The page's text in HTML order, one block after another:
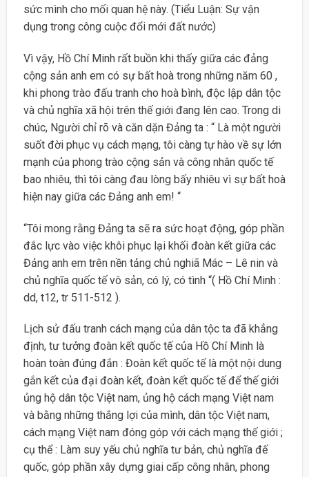
sức mình cho mối quan hệ này. (Tiểu Luận: Sự vận
dụng trong công cuộc đổi mới đất nước)
Vì vậy, Hồ Chí Minh rất buồn khi thấy giữa các đảng
cộng sản anh em có sự bất hoà trong những năm 60 ,
khi phong trào đấu tranh cho hoà bình, độc lập dân tộc
và chủ nghĩa xã hội trên thế giới đang lên cao. Trong di
chúc, Người chỉ rõ và căn dặn Đảng ta : “ Là một người
suốt đời phục vụ cách mạng, tôi càng tự hào về sự lớn
mạnh của phong trào cộng sản và công nhân quốc tế
bao nhiêu, thì tôi càng đau lòng bấy nhiêu vì sự bất hoà
hiện nay giữa các Đảng anh em! “
“Tôi mong rằng Đảng ta sẽ ra sức hoạt động, góp phần
đắc lực vào việc khôi phục lại khối đoàn kết giữa các
Đảng anh em trên nền tảng chủ nghiã Mác – Lê nin và
chủ nghĩa quốc tế vô sản, có lý, có tình “( Hồ Chí Minh :
dd, t12, tr 511-512 ).
Lịch sử đấu tranh cách mạng của dân tộc ta đã khẳng
định, tư tưởng đoàn kết quốc tế của Hồ Chí Minh là
hoàn toàn đúng đắn : Đoàn kết quốc tế là một nội dung
gắn kết của đại đoàn kết, đoàn kết quốc tế để thế giới
ủng hộ dân tộc Việt nam, ủng hộ cách mạng Việt nam
và bằng những thắng lợi của mình, dân tộc Việt nam,
cách mạng Việt nam đóng góp với cách mạng thế giới ;
cụ thể : Làm suy yếu chủ nghĩa tư bản, chủ nghĩa đế
quốc, góp phần xây dựng giai cấp công nhân, phong